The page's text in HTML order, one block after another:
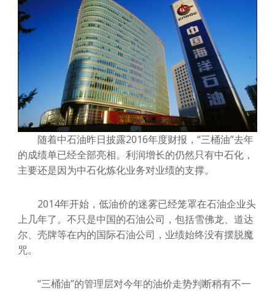
随着中石油昨日披露2016年度财报，“三桶油”去年
的成绩单已经全部亮相。利润增长的仍然只有中石化，
主要还是因为中石化炼化业务对业绩的支撑。
2014年开始，低油价的迷雾已经笼罩在石油企业头
上几年了。不只是中国的石油公司，包括雪佛龙、道达
尔、壳牌等在内的国际石油公司，业绩始终没有摆脱魔
咒。
“三桶油”的管理层对今年的油价走势判断稍有不一